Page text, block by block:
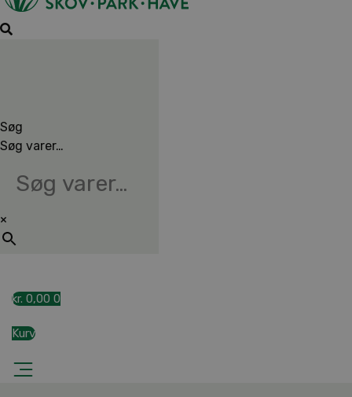
Søg
Søg varer…
×
kr. 0,00 0
Kurv